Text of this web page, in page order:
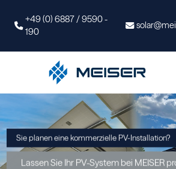
+49 (0) 6887 / 9590 -
190
Sie planen eine kommerzielle PV-Installation?
Lassen Sie Ihr PV-System bei MEISER